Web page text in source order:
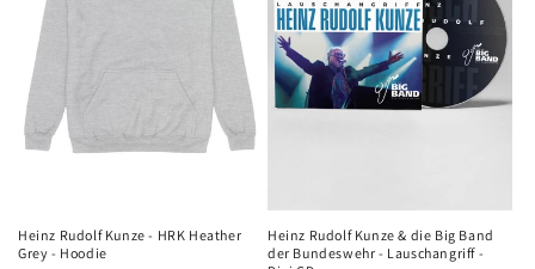
Heinz Rudolf Kunze - HRK Heather
Grey - Hoodie
Heinz Rudolf Kunze & die Big Band
der Bundeswehr - Lauschangriff -